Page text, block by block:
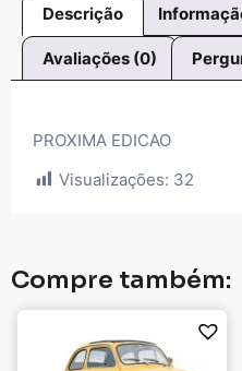
Descrição
Avaliações (0)
PROXIMA EDICAO
Visualizações: 32
Compre também: